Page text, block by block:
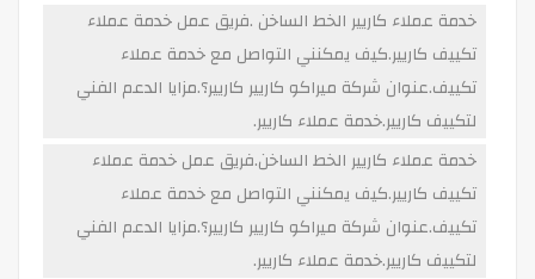
خدمة عملاء كاريير الخط الساخن .فريق عمل خدمة عملاء
تكييف كاريير.كيف يمكنني التواصل مع خدمة عملاء
تكييف.عنوان شركة ميراكو كاريير كاريير؟.مزايا الدعم الفني
لتكييف كاريير.خدمة عملاء كاريير.
خدمة عملاء كاريير الخط الساخن.فريق عمل خدمة عملاء
تكييف كاريير.كيف يمكنني التواصل مع خدمة عملاء
تكييف.عنوان شركة ميراكو كاريير كاريير؟.مزايا الدعم الفني
لتكييف كاريير.خدمة عملاء كاريير.